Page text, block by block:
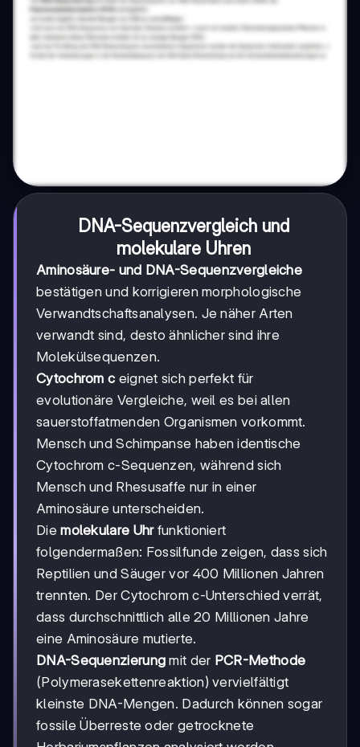
DNA-Sequenzvergleich und
molekulare Uhren
Aminosäure- und DNA-Sequenzvergleiche
bestätigen und korrigieren morphologische
Verwandtschaftsanalysen. Je näher Arten
verwandt sind, desto ähnlicher sind ihre
Molekülsequenzen.
Cytochrom c eignet sich perfekt für
evolutionäre Vergleiche, weil es bei allen
sauerstoffatmenden Organismen vorkommt.
Mensch und Schimpanse haben identische
Cytochrom c-Sequenzen, während sich
Mensch und Rhesusaffe nur in einer
Aminosäure unterscheiden.
Diemolekulare Uhrfunktioniert
folgendermaßen: Fossilfunde zeigen, dass sich
Reptilien und Säuger vor 400 Millionen Jahren
trennten. Der Cytochrom c-Unterschied verrät,
dass durchschnittlich alle 20 Millionen Jahre
eine Aminosäure mutierte.
DNA-Sequenzierung mit der PCR-Methode
(Polymerasekettenreaktion) vervielfältigt
kleinste DNA-Mengen. Dadurch können sogar
fossile Überreste oder getrocknete